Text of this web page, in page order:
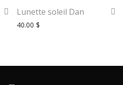
Lunette soleil Dan
40.00 $